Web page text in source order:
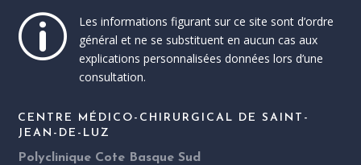
p
Les informations figurant sur ce site sont d’ordre
général et ne se substituent en aucun cas aux
explications personnalisées données lors d’une
consultation.
CENTRE MÉDICO-CHIRURGICAL DE SAINT-
JEAN-DE-LUZ
Polyclinique Cote Basque Sud